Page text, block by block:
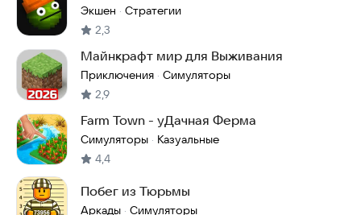
Экшен · Стратегии
2,3
Майнкрафт мир для Выживания
Приключения · Симуляторы
2,9
Farm Town - уДачная Ферма
Симуляторы · Казуальные
4,4
Побег из Тюрьмы
Аркады · Симуляторы